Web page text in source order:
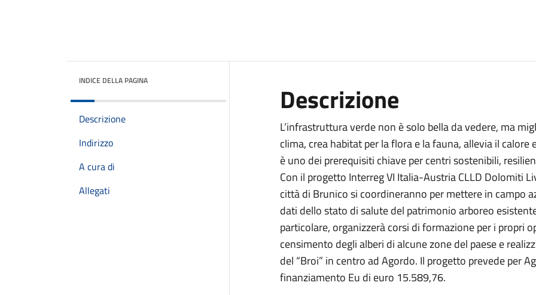
INDICE DELLA PAGINA
Descrizione
Indirizzo
A cura di
Allegati
Descrizione
L’infrastruttura verde non è solo bella da vedere, ma
clima, crea habitat per la flora e la fauna, allevia il
è uno dei prerequisiti chiave per centri sostenibili,
Con il progetto Interreg VI Italia-Austria CLLD Dolomiti
città di Brunico si coordineranno per mettere in campo
dati dello stato di salute del patrimonio arboreo
particolare, organizzerà corsi di formazione per i propri
censimento degli alberi di alcune zone del paese e
del “Broi” in centro ad Agordo. Il progetto prevede per
finanziamento Eu di euro 15.589,76.